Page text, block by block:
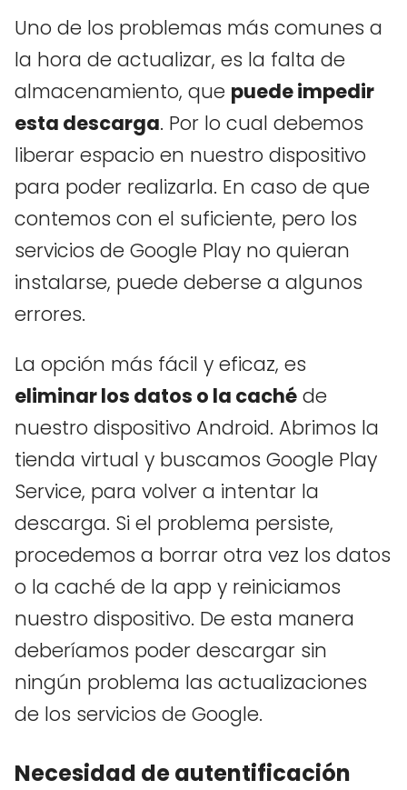
Uno de los problemas más comunes a
la hora de actualizar, es la falta de
almacenamiento, que puede impedir
esta descarga. Por lo cual debemos
liberar espacio en nuestro dispositivo
para poder realizarla. En caso de que
contemos con el suficiente, pero los
servicios de Google Play no quieran
instalarse, puede deberse a algunos
errores.
La opción más fácil y eficaz, es
eliminar los datos o la caché de
nuestro dispositivo Android. Abrimos la
tienda virtual y buscamos Google Play
Service, para volver a intentar la
descarga. Si el problema persiste,
procedemos a borrar otra vez los datos
o la caché de la app y reiniciamos
nuestro dispositivo. De esta manera
deberíamos poder descargar sin
ningún problema las actualizaciones
de los servicios de Google.
Necesidad de autentificación